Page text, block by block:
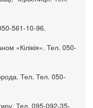
561-10-96.
«Кілікія». Тел. 050-
Тел. Тел. 050-
Тел. 095-092-35-